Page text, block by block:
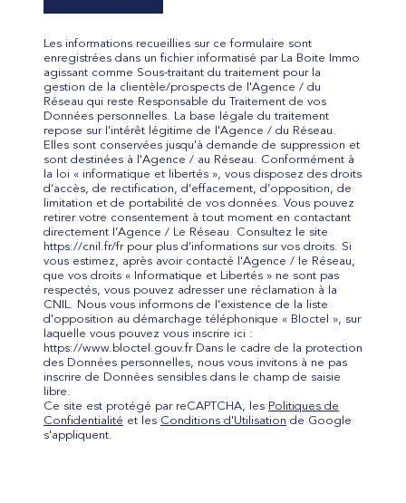
Les informations recueillies sur ce formulaire sont
enregistrées dans un fichier informatisé par La Boite Immo
agissant comme Sous-traitant du traitement pour la
gestion de la clientèle/prospects de l'Agence / du
Réseau qui reste Responsable du Traitement de vos
Données personnelles. La base légale du traitement
repose sur l'intérêt légitime de l'Agence / du Réseau.
Elles sont conservées jusqu'à demande de suppression et
sont destinées à l'Agence / au Réseau. Conformément à
la loi « informatique et libertés », vous disposez des droits
d’accès, de rectification, d’effacement, d’opposition, de
limitation et de portabilité de vos données. Vous pouvez
retirer votre consentement à tout moment en contactant
directement l’Agence / Le Réseau. Consultez le site
https://cnil.fr/fr pour plus d’informations sur vos droits. Si
vous estimez, après avoir contacté l'Agence / le Réseau,
que vos droits « Informatique et Libertés » ne sont pas
respectés, vous pouvez adresser une réclamation à la
CNIL. Nous vous informons de l’existence de la liste
d'opposition au démarchage téléphonique « Bloctel », sur
laquelle vous pouvez vous inscrire ici :
https://www.bloctel.gouv.fr Dans le cadre de la protection
des Données personnelles, nous vous invitons à ne pas
inscrire de Données sensibles dans le champ de saisie
libre.
Ce site est protégé par reCAPTCHA, les Politiques de
Confidentialité et les Conditions d'Utilisation de Google
s'appliquent.